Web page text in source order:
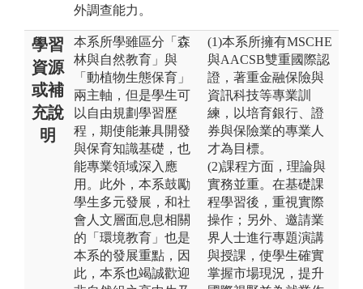
外調查能力。
學習
資源
或補
充說
明
本系所學雖區分「森
林與自然教育」與
「動植物生態保育」
兩主軸，但是學生可
以自由規劃學習歷
程，期使能兼具開發
與保育知識基礎，也
能專業領域深入應
用。此外，本系鼓勵
學生多元發展，和社
會人文層面息息相關
的「環境教育」也是
本系的發展重點，因
此，本系也竭誠歡迎
(1)本系所擁有MSCHE
與AACSB雙重國際認
證，著重金融保險與
資訊科技等專業訓
練，以培育銀行、證
券與保險業的專業人
才為目標。
(2)課程方面，理論與
實務並重。在基礎課
程學習後，重視實際
操作；另外、邀請業
界人士進行專題演講
與授課，使學生確實
掌握市場現況，提升